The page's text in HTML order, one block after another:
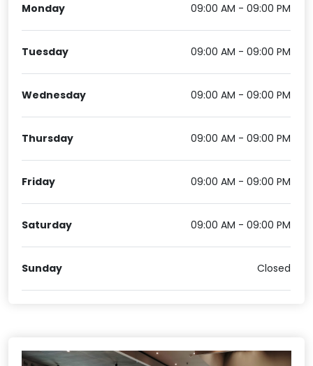
Monday 09:00 AM - 09:00 PM
Tuesday 09:00 AM - 09:00 PM
Wednesday 09:00 AM - 09:00 PM
Thursday 09:00 AM - 09:00 PM
Friday 09:00 AM - 09:00 PM
Saturday 09:00 AM - 09:00 PM
Sunday Closed